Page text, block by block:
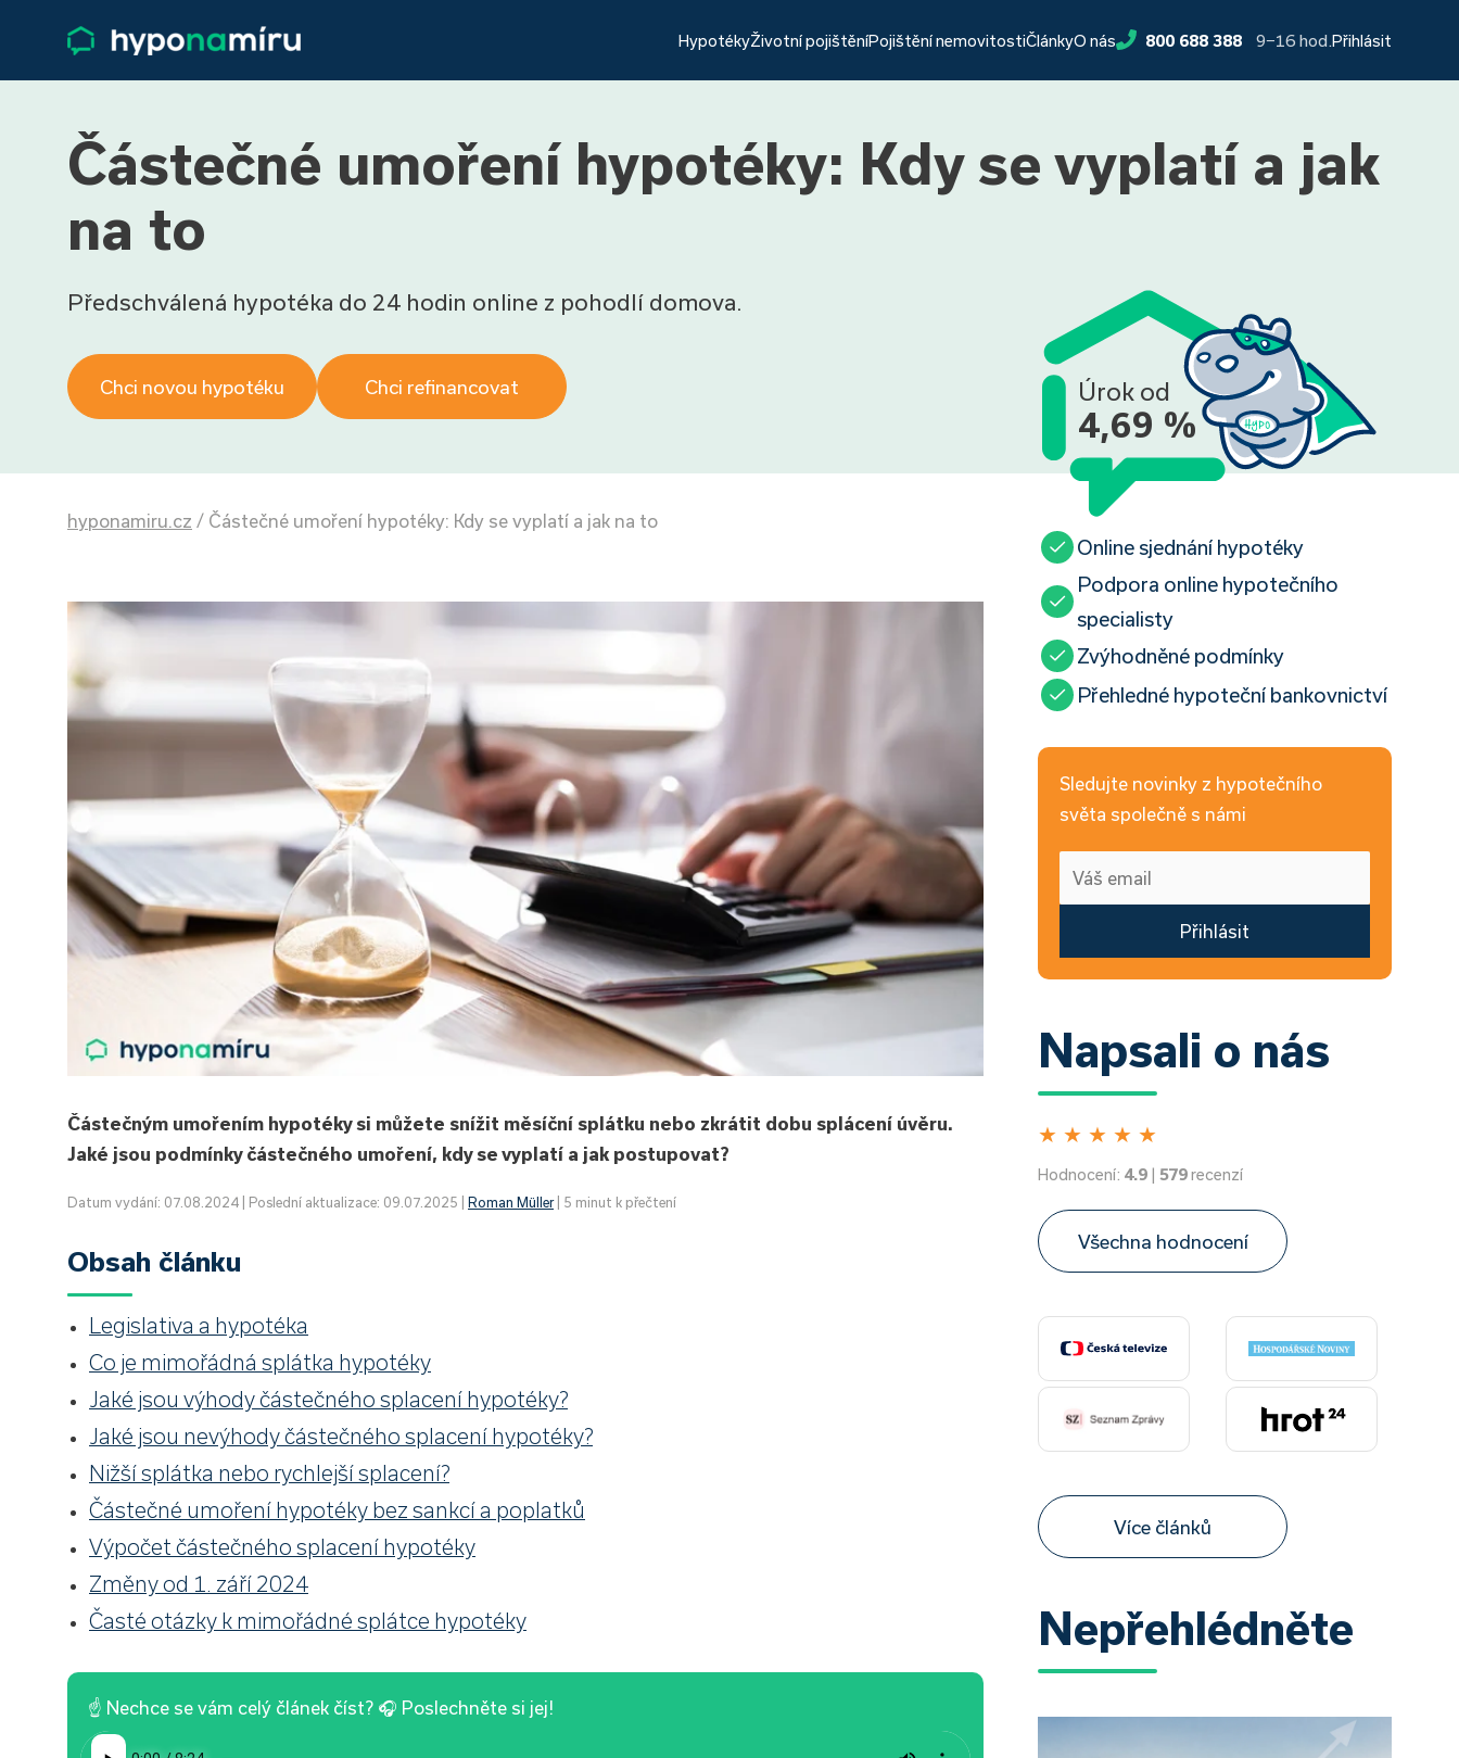
HypotékyŽivotní pojištěníPojištění nemovitostiČlánkyO nás 800 688 388 9−16 hod. Přihlásit
Částečné umoření hypotéky: Kdy se vyplatí a jak
na to
Předschválená hypotéka do 24 hodin online z pohodlí domova.
Chci novou hypotéku Chci refinancovat Úrok od
4,69 %
hyponamiru.cz / Částečné umoření hypotéky: Kdy se vyplatí a jak na to
Částečným umořením hypotéky si můžete snížit měsíční splátku nebo zkrátit dobu splácení úvěru.
Jaké jsou podmínky částečného umoření, kdy se vyplatí a jak postupovat?
Datum vydání: 07.08.2024 | Poslední aktualizace: 09.07.2025 | Roman Müller| 5 minut k přečtení
Obsah článku
Legislativa a hypotéka
Co je mimořádná splátka hypotéky
Jaké jsou výhody částečného splacení hypotéky?
Jaké jsou nevýhody částečného splacení hypotéky?
Nižší splátka nebo rychlejší splacení?
Částečné umoření hypotéky bez sankcí a poplatků
Výpočet částečného splacení hypotéky
Změny od 1. září 2024
Časté otázky k mimořádné splátce hypotéky
☝ Nechce se vám celý článek číst? 🎧 Poslechněte si jej!
Online sjednání hypotéky
Podpora online hypotečního
specialisty
Zvýhodněné podmínky
Přehledné hypoteční bankovnictví
Sledujte novinky z hypotečního
světa společně s námi
Přihlásit
Napsali o nás
★ ★ ★ ★ ★
Hodnocení: 4.9 | 579recenzí
Všechna hodnocení
Více článků
Nepřehlédněte